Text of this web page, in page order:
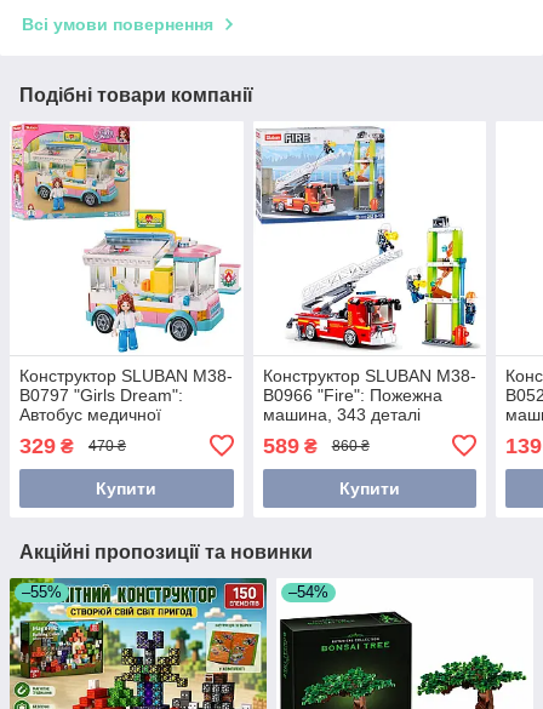
Всі умови повернення
Подібні товари компанії
Конструктор SLUBAN M38-
B0797 "Girls Dream":
Автобус медичної
329 ₴ 470 ₴
Купити
Конструктор SLUBAN M38-
B0966 "Fire": Пожежна
машина, 343 деталі
589₴ 860 ₴
Купити
139
Акційні пропозиції та новинки
–55% –54%